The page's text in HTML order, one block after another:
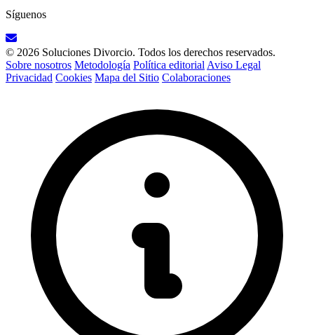
Síguenos
© 2026 Soluciones Divorcio. Todos los derechos reservados.
Sobre nosotros Metodología Política editorial Aviso Legal
Privacidad Cookies Mapa del Sitio Colaboraciones